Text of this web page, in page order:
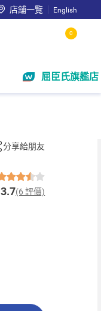
店舖一覽 English
0
屈臣氏旗艦店
分享給朋友
3.7(6 評價)